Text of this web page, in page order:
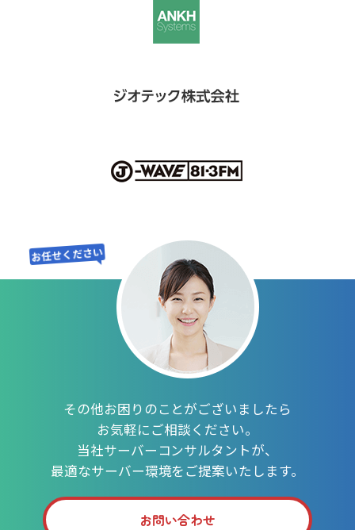
GMOクラウド
ハウジングサービス
GMOクラウド
パートナー制度
GMOクラウド
Private
GMOクラウド
Private
お任せください
その他お困りのことがございましたら
お気軽にご相談ください。
当社サーバーコンサルタントが、
最適なサーバー環境をご提案いたします。
お問い合わせ